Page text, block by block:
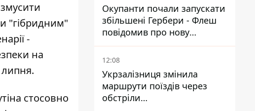
"гібридним"
-
на
липня.
стосовно
Окупанти почали запускати
збільшені Гербери - Флеш
повідомив про нову
модифікацію дрона
12:08
Укрзалізниця змінила
маршрути поїздів через
обстріли